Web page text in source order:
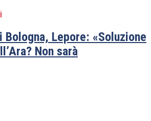
Bologna, Lepore: «Soluzione
Non sarà